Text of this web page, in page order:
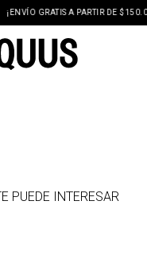
GRATIS A PARTIR DE $150.000!
PUEDE INTERESAR